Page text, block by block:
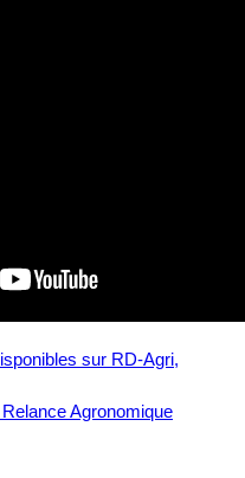
sur RD-Agri,
Agronomique